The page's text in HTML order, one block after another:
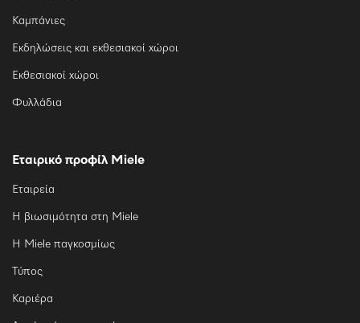
Καμπάνιες
Εκδηλώσεις και εκθεσιακοί χώροι
Εκθεσιακοί χώροι
Φυλλάδια
Εταιρικό προφίλ Miele
Εταιρεία
Η βιωσιμότητα στη Miele
Η Miele παγκοσμίως
Τύπος
Καριέρα